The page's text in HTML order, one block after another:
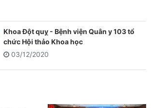
Khoa Đột quỵ - Bệnh viện Quân y 103 tổ
chức Hội thảo Khoa học
03/12/2020